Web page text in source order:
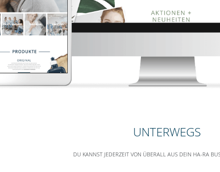
UNTERWEGS
DU KANNST JEDERZEIT VON ÜBERALL AUS DEIN HA-RA